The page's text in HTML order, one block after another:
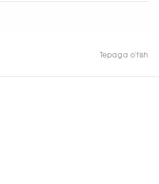
Tepaga o'tish